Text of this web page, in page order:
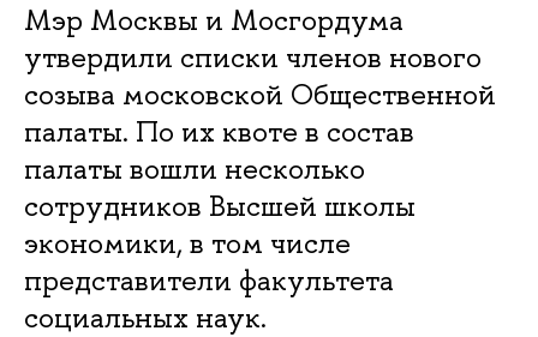
Мэр Москвы и Мосгордума
утвердили списки членов нового
созыва московской Общественной
палаты. По их квоте в состав
палаты вошли несколько
сотрудников Высшей школы
экономики, в том числе
представители факультета
социальных наук.